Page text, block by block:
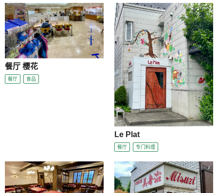
餐厅 樱花
餐厅 食品
Le Plat
餐厅 专门料理